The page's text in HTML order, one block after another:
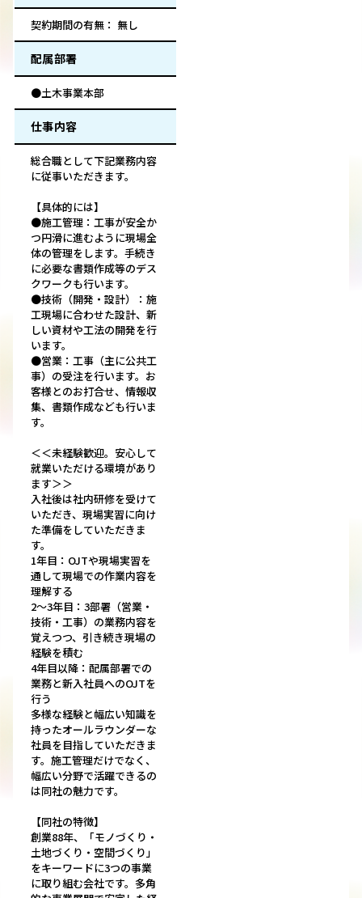
契約期間の有無： 無し
配属部署
●土木事業本部
仕事内容
総合職として下記業務内容
に従事いただきます。
【具体的には】
●施工管理：工事が安全か
つ円滑に進むように現場全
体の管理をします。手続き
に必要な書類作成等のデス
クワークも行います。
●技術（開発・設計）：施
工現場に合わせた設計、新
しい資材や工法の開発を行
います。
●営業：工事（主に公共工
事）の受注を行います。お
客様とのお打合せ、情報収
集、書類作成なども行いま
す。
＜＜未経験歓迎。安心して
就業いただける環境があり
ます＞＞
入社後は社内研修を受けて
いただき、現場実習に向け
た準備をしていただきま
す。
1年目：OJTや現場実習を
通して現場での作業内容を
理解する
2～3年目：3部署（営業・
技術・工事）の業務内容を
覚えつつ、引き続き現場の
経験を積む
4年目以降：配属部署での
業務と新入社員へのOJTを
行う
多様な経験と幅広い知識を
持ったオールラウンダーな
社員を目指していただきま
す。施工管理だけでなく、
幅広い分野で活躍できるの
は同社の魅力です。
【同社の特徴】
創業88年、「モノづくり・
土地づくり・空間づくり」
をキーワードに3つの事業
に取り組む会社です。多角